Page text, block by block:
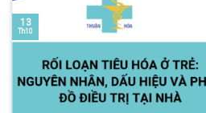
13
Th10